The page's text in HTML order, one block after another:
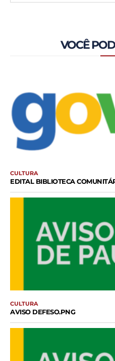
VOCÊ
CULTURA
EDITAL BIBLIOTECA
CULTURA
AVISO DEFESO.PNG